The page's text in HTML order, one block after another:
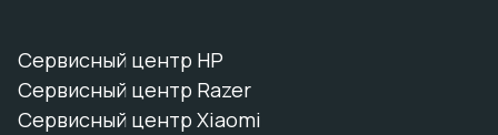
Сервисный центр HP
Сервисный центр Razer
Сервисный центр Xiaomi